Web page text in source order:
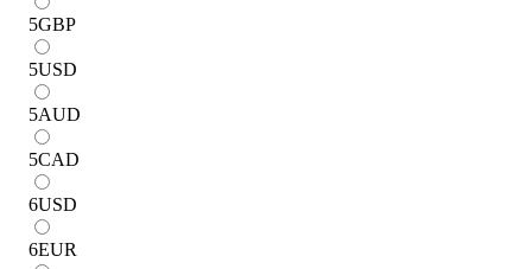
5GBP
5USD
5AUD
5CAD
6USD
6EUR